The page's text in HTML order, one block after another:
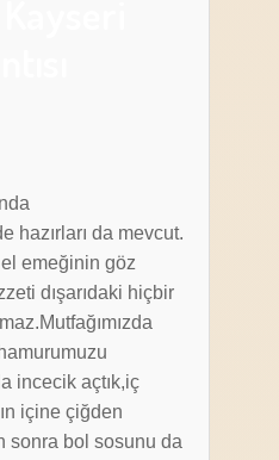
hazırları da mevcut.
emeğinin göz
dışarıdaki hiçbir
incecik açtık,iç
içine çiğden
sonra bol sosunu da